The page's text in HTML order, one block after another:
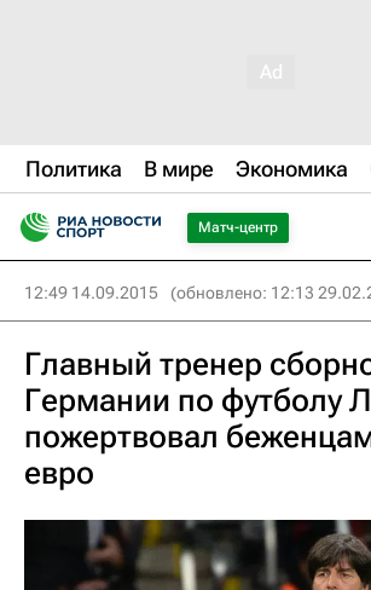
Политика В мире Экономика
Матч-центр
12:49 14.09.2015 (обновлено: 12:13
Главный тренер
Германии по футболу
пожертвовал
евро